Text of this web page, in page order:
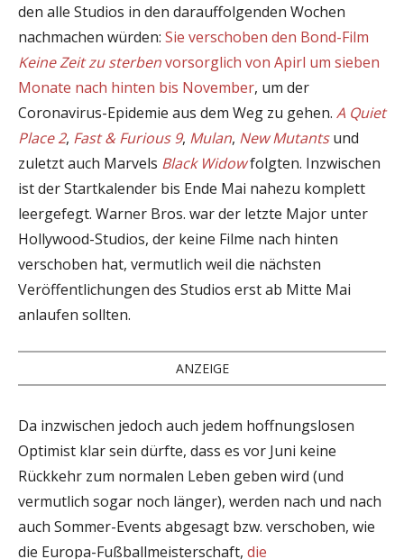
den alle Studios in den darauffolgenden Wochen
nachmachen würden: Sie verschoben den Bond-Film
Keine Zeit zu sterbenvorsorglich von Apirl um sieben
Monate nach hinten bis November, um der
Coronavirus-Epidemie aus dem Weg zu gehen. A Quiet
Place 2, Fast & Furious 9, Mulan, New Mutantsund
zuletzt auch Marvels Black Widowfolgten. Inzwischen
ist der Startkalender bis Ende Mai nahezu komplett
leergefegt. Warner Bros. war der letzte Major unter
Hollywood-Studios, der keine Filme nach hinten
verschoben hat, vermutlich weil die nächsten
Veröffentlichungen des Studios erst ab Mitte Mai
anlaufen sollten.
ANZEIGE
Da inzwischen jedoch auch jedem hoffnungslosen
Optimist klar sein dürfte, dass es vor Juni keine
Rückkehr zum normalen Leben geben wird (und
vermutlich sogar noch länger), werden nach und nach
auch Sommer-Events abgesagt bzw. verschoben, wie
die Europa-Fußballmeisterschaft, die